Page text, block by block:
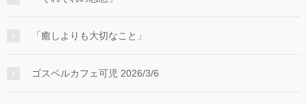
「癒しよりも大切なこと」
ゴスペルカフェ可児 2026/3/6